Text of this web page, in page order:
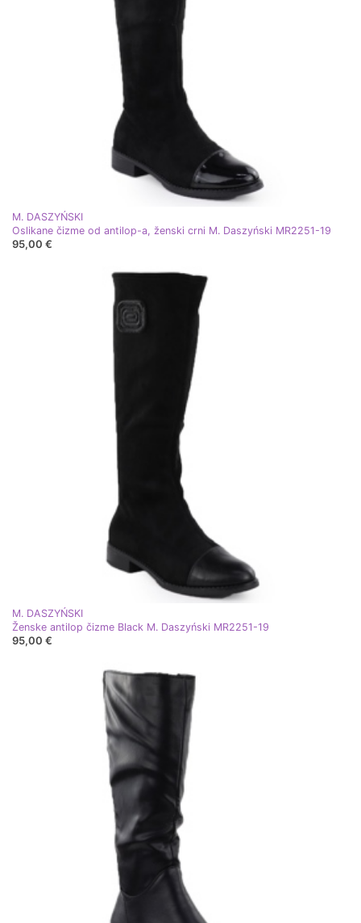
M. DASZYŃSKI
Oslikane čizme od antilop-a, ženski crni M. Daszyński MR2251-19
95,00 €
M. DASZYŃSKI
Ženske antilop čizme Black M. Daszyński MR2251-19
95,00 €